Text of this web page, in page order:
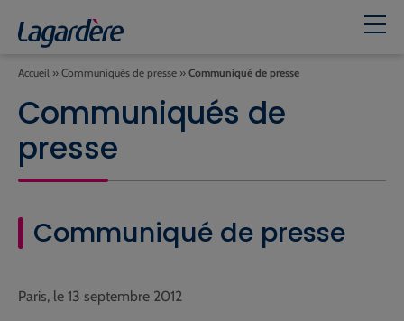
Accueil » Communiqués de presse » Communiqué de presse
Communiqués de
presse
Communiqué de presse
Paris, le 13 septembre 2012